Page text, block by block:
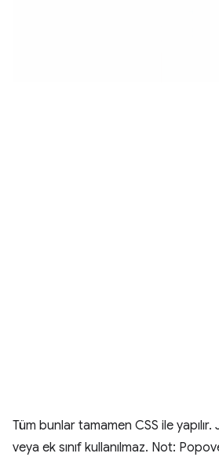
Tüm bunlar tamamen CSS ile
veya ek sınıf kullanılmaz. Not: